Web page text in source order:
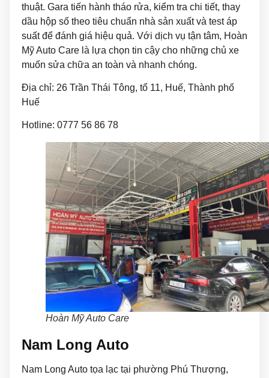
thuật. Gara tiến hành tháo rửa, kiểm tra chi tiết, thay
dầu hộp số theo tiêu chuẩn nhà sản xuất và test áp
suất để đánh giá hiệu quả. Với dịch vụ tận tâm, Hoàn
Mỹ Auto Care là lựa chọn tin cậy cho những chủ xe
muốn sửa chữa an toàn và nhanh chóng.
Địa chỉ: 26 Trần Thái Tông, tổ 11, Huế, Thành phố
Huế
Hotline: 0777 56 86 78
Hoàn Mỹ Auto Care
Nam Long Auto
Nam Long Auto tọa lạc tại phường Phú Thượng,